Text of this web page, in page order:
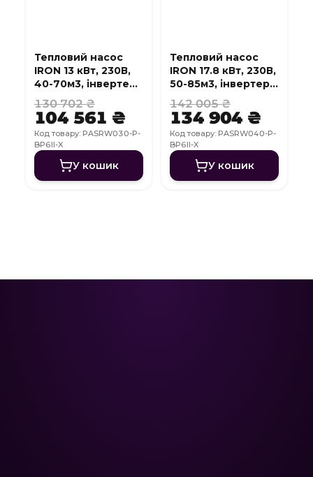
Тепловий насос
IRON 13 кВт, 230В,
40-70м3, інвертер,
з охолодженням,
WI-FI
130 702 ₴
104 561 ₴
Код товару: PASRW030-P-
BP6II-X
У кошик
Тепловий насос
IRON 17.8 кВт, 230В,
50-85м3, інвертер,
з охолодженням,
WI-FI
142 005 ₴
134 904 ₴
Код товару: PASRW040-P-
BP6II-X
У кошик